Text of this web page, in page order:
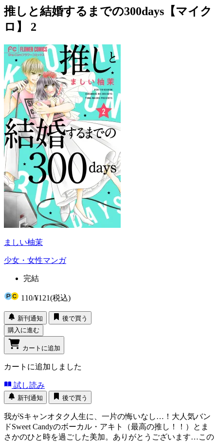
推しと結婚するまでの300days【マイク
ロ】 2
ましい柚茉
少女・女性マンガ
完結
110/¥121(税込)
新刊通知
後で買う
購入に進む
カートに追加
カートに追加しました
試し読み
新刊通知 後で買う
我がSキャンオタク人生に、一片の悔いなし…！大人気バン
ドSweet Candyのボーカル・アキト（最高の推し！！）とま
さかのひと時を過ごした美加。ありがとうございます…この